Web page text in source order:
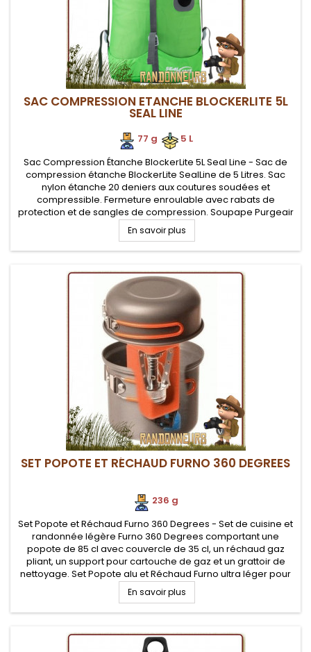
SAC COMPRESSION ETANCHE BLOCKERLITE 5L
SEAL LINE
77 g . 5 L
Sac Compression Étanche BlockerLite 5L Seal Line - Sac de
compression étanche BlockerLite SealLine de 5 Litres. Sac
nylon étanche 20 deniers aux coutures soudées et
compressible. Fermeture enroulable avec rabats de
protection et de sangles de compression. Soupape Purgeair
pour évacuation directe de l'air
En savoir plus
SET POPOTE ET RÉCHAUD FURNO 360 DEGREES
236 g
Set Popote et Réchaud Furno 360 Degrees - Set de cuisine et
randonnée légère Furno 360 Degrees comportant une
popote de 85 cl avec couvercle de 35 cl, un réchaud gaz
pliant, un support pour cartouche de gaz et un grattoir de
nettoyage. Set Popote alu et Réchaud Furno ultra léger pour
les randonneurs et le bivouac léger
En savoir plus